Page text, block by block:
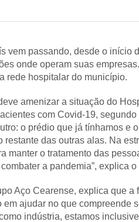
vem passando, desde o início
onde operam suas
rede hospitalar do município.
amenizar a situação do
com Covid-19,
o prédio que já tínhamos e
das outras alas. Na
manter o tratamento das
a pandemia”, explica o
Aço Cearense, explica que
ajudar no que compreende
indústria, estamos